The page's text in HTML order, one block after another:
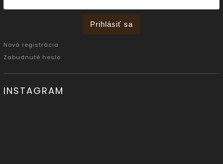
Prihlásiť sa
Nová registrácia
Zabudnuté heslo
INSTAGRAM